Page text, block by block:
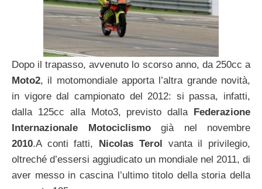
Dopo il trapasso, avvenuto lo scorso anno, da 250cc a
Moto2, il motomondiale apporta l’altra grande novità,
in vigore dal campionato del 2012: si passa, infatti,
dalla 125cc alla Moto3, previsto dalla Federazione
Internazionale Motociclismogià nel novembre
2010.A conti fatti, Nicolas Terol vanta il privilegio,
oltreché d’essersi aggiudicato un mondiale nel 2011, di
aver messo in cascina l’ultimo titolo della storia della